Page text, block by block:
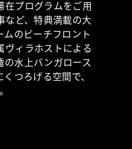
在プログラムをご用
ど、特典満載の大
のビーチフロント
ィラホストによる
の水上バンガロース
つろげる空間で、